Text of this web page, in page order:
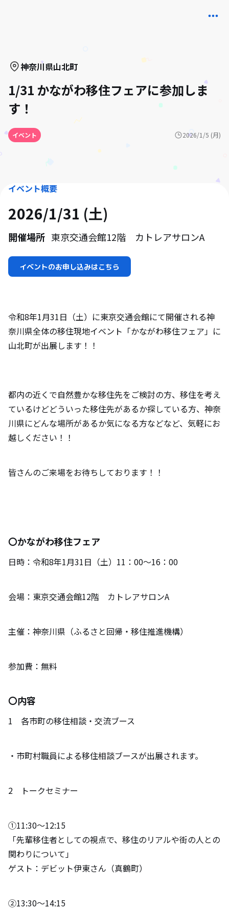
神奈川県山北町
1/31 かながわ移住フェアに参加しま
す！
イベント 2026/1/5 (月)
イベント概要
2026/1/31 (土)
開催場所 東京交通会館12階 カトレアサロンA
イベントのお申し込みはこちら
令和8年1月31日（土）に東京交通会館にて開催される神
奈川県全体の移住現地イベント「かながわ移住フェア」に
山北町が出展します！！
都内の近くで自然豊かな移住先をご検討の方、移住を考え
ているけどどういった移住先があるか探している方、神奈
川県にどんな場所があるか気になる方などなど、気軽にお
越しください！！
皆さんのご来場をお待ちしております！！
〇かながわ移住フェア
日時：令和8年1月31日（土）11：00～16：00
会場：東京交通会館12階 カトレアサロンA
主催：神奈川県（ふるさと回帰・移住推進機構）
参加費：無料
〇内容
1 各市町の移住相談・交流ブース
・市町村職員による移住相談ブースが出展されます。
2 トークセミナー
①11:30～12:15
「先輩移住者としての視点で、移住のリアルや街の人との
関わりについて」
ゲスト：デビット伊東さん（真鶴町）
②13:30～14:15